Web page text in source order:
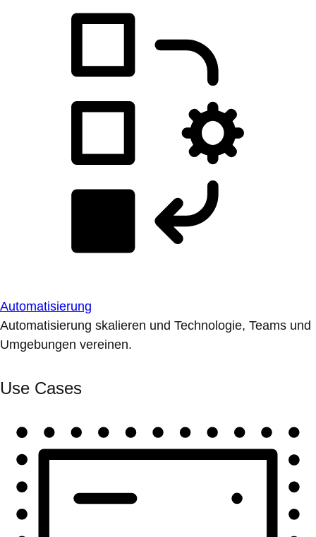
Automatisierung
Automatisierung skalieren und Technologie, Teams und
Umgebungen vereinen.
Use Cases